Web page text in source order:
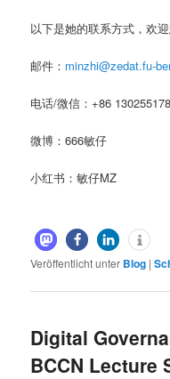
以下是她的联系方式，欢
邮件： minzhi@zedat.fu-
电话/微信：+86
微博：666敏仔
小红书：敏仔MZ
Veröffentlicht unter Blog |
Digital
BCCN Lecture